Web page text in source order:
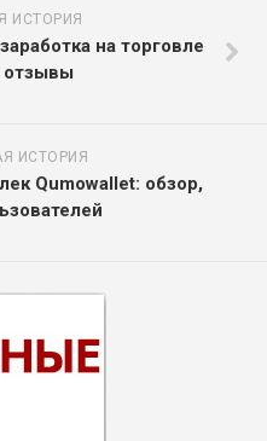
ИСТОРИЯ
на торговле
отзывы
ИСТОРИЯ
Qumowallet: обзор,